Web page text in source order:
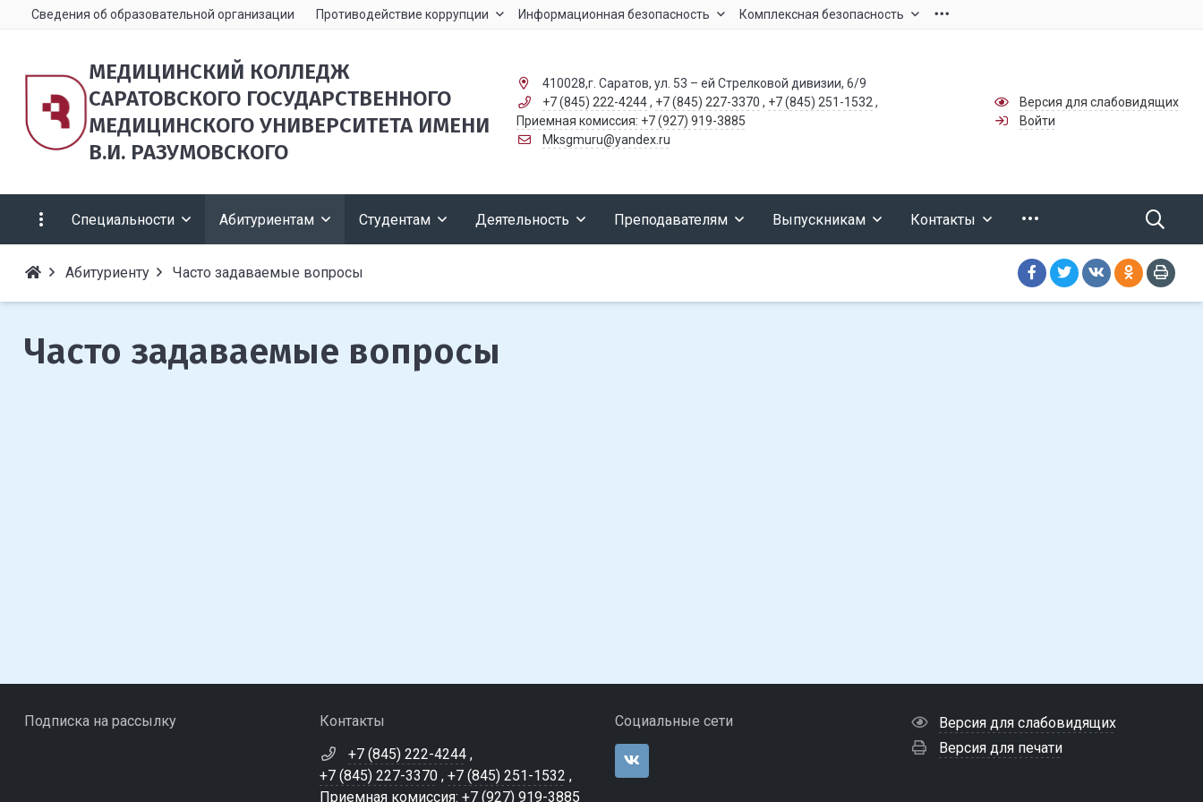
Сведения об образовательной организации Противодействие коррупции Информационная безопасность Комплексная безопасность
МЕДИЦИНСКИЙ КОЛЛЕДЖ
САРАТОВСКОГО ГОСУДАРСТВЕННОГО
МЕДИЦИНСКОГО УНИВЕРСИТЕТА ИМЕНИ
В.И. РАЗУМОВСКОГО
410028,г. Саратов, ул. 53 – ей Стрелковой дивизии, 6/9
+7 (845) 222-4244 , +7 (845) 227-3370 , +7 (845) 251-1532 ,
Приемная комиссия: +7 (927) 919-3885
Mksgmuru@yandex.ru
Версия для слабовидящих
Войти
Специальности Абитуриентам Студентам Деятельность Преподавателям Выпускникам Контакты
Абитуриенту Часто задаваемые вопросы
Часто задаваемые вопросы
Подписка на рассылку
Контакты
+7 (845) 222-4244 ,
+7 (845) 227-3370 , +7 (845) 251-1532 ,
Приемная комиссия: +7 (927) 919-3885
Социальные сети
Версия для слабовидящих
Версия для печати